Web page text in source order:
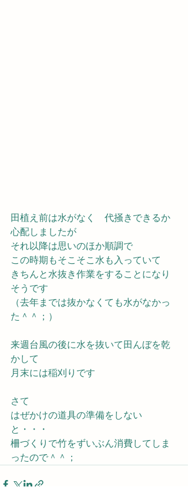
田植え前は水がなく　代掻きできるか
心配しましたが
それ以降は思いのほか順調で
この時期もそこそこ水も入っていて
きちんと水抜き作業をすることになり
そうです
（去年までは抜かなくても水がなかっ
た＾＾；）
来週台風の後に水を抜いて田んぼを乾
かして
月末には稲刈りです
さて
はぜかけの道具の準備をしない
と・・・
柵づくりで竹をずいぶん消費してしま
ったので＾＾；